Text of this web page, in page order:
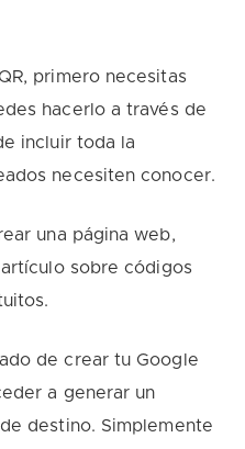
primero necesitas
hacerlo a través de
incluir toda la
necesiten conocer.
una página web,
sobre códigos
de crear tu Google
a generar un
destino. Simplemente